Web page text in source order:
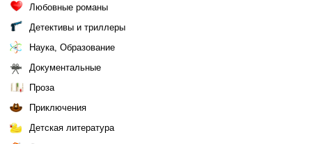
Любовные романы
Детективы и триллеры
Наука, Образование
Документальные
Проза
Приключения
Детская литература